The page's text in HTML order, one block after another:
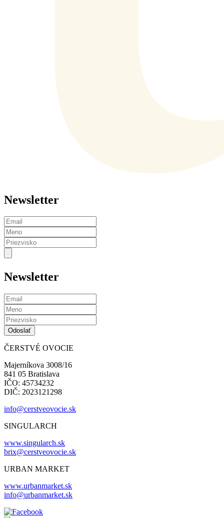
Newsletter
Newsletter
ČERSTVÉ OVOCIE
Majerníkova 3008/16
841 05 Bratislava
IČO: 45734232
DIČ: 2023121298
info@cerstveovocie.sk
SINGULARCH
www.singularch.sk
brix@cerstveovocie.sk
URBAN MARKET
www.urbanmarket.sk
info@urbanmarket.sk